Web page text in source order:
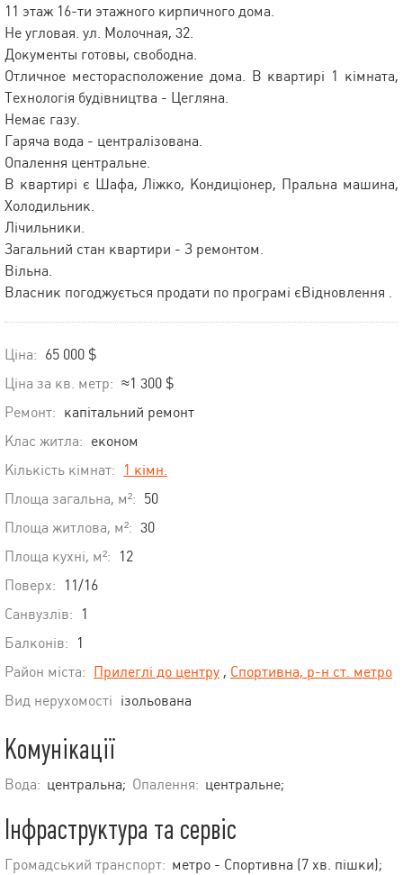
11 этаж 16-ти этажного кирпичного дома.
Не угловая. ул. Молочная, 32.
Документы готовы, свободна.
Отличное месторасположение дома. В квартирі 1 кімната,
Технологія будівництва - Цегляна.
Немає газу.
Гаряча вода - централізована.
Опалення центральне.
В квартирі є Шафа, Ліжко, Кондиціонер, Пральна машина,
Холодильник.
Лічильники.
Загальний стан квартири - З ремонтом.
Вільна.
Власник погоджується продати по програмі єВідновлення .
Ціна: 65 000 $
Ціна за кв. метр: ≈1 300 $
Ремонт: капітальний ремонт
Клас житла: економ
Кількість кімнат:
1 кімн.
Площа загальна, м²: 50
Площа житлова, м²: 30
Площа кухні, м²:
12
Поверх:
11/16
Санвузлів:
1
Балконів:
1
Район міста: Прилеглі до центру , Спортивна, р-н ст. метро
Вид нерухомості ізольована
Комунікації
Вода: центральна; Опалення: центральне;
Інфраструктура та сервіс
Громадський транспорт: метро - Спортивна (7 хв. пішки);